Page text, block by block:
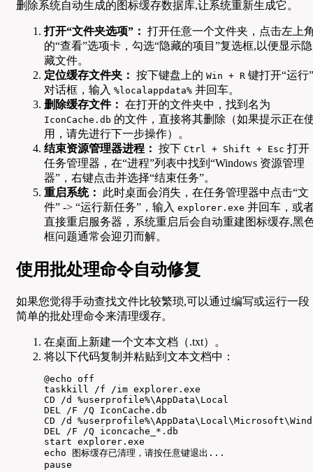
删除系统自动生成的图标缓存数据库,让系统重新生成它。
打开“文件夹选项”： 打开任意一个文件夹，点击左上
的“查看”选项卡，勾选“隐藏的项目”复选框,以便显示隐
藏文件。
定位缓存文件夹： 按下键盘上的 Win + R 键打开“运行”
对话框，输入 %localappdata% 并回车。
删除缓存文件： 在打开的文件夹中，找到名为
IconCache.db 的文件，直接将其删除（如果提示正在
用，请先进行下一步操作）。
结束资源管理器进程： 按下 Ctrl + Shift + Esc 打开
任务管理器，在“进程”列表中找到“Windows 资源管理
器”，右键点击并选择“结束任务”。
重启系统：
此时桌面会消失，在任务管理器中点击“文
件” -> “运行新任务”，输入 explorer.exe 并回车，或
直接重启服务器，系统重启后会自动重建图标缓存,黑
框问题通常会迎刃而解。
使用批处理命令自动修复
如果您觉得手动查找文件比较繁琐,可以通过编写或运行一段
简单的批处理命令来清理缓存。
在桌面上新建一个文本文档（.txt）。
将以下代码复制并粘贴到文本文档中：
@echo off
taskkill /f /im explorer.exe
CD /d %userprofile%\AppData\Local
DEL /F /Q IconCache.db
CD /d
DEL /F /Q iconcache_*.db
start explorer.exe
echo 图标缓存已清理，请按任意键退出...
pause